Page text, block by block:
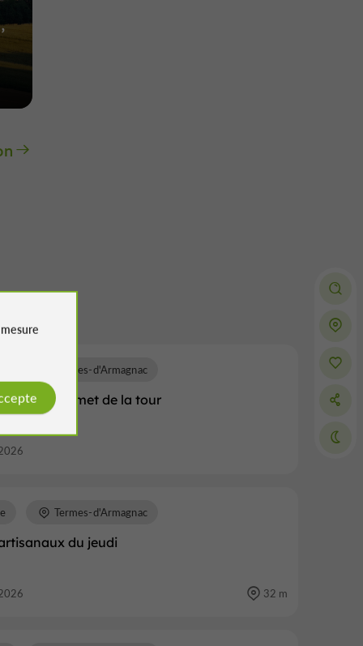
au sommet de la tour
Termes-d'Armagnac
du jeudi
Termes-d'Armagnac
32 m
mesure